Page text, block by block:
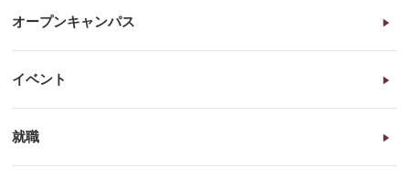
オープンキャンパス
イベント
就職